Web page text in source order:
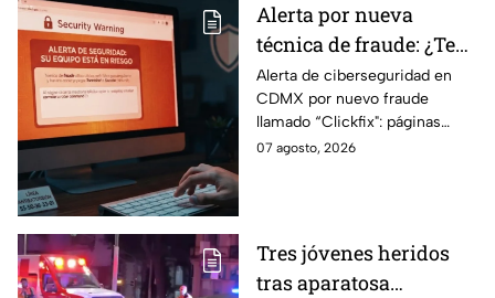
Alerta por nueva
técnica de fraude: ¿Te
piden copiar códigos
extraños en la PC?
Cuidado, podrías ser
víctima del peligroso
Alerta de ciberseguridad en
CDMX por nuevo fraude
llamado “Clickfix": páginas
falsas que engañan para
07 agosto, 2026
Tres jóvenes heridos
tras aparatosa